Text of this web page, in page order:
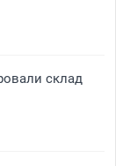
склад